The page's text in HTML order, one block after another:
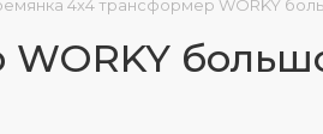
4х4 трансформер WORKY